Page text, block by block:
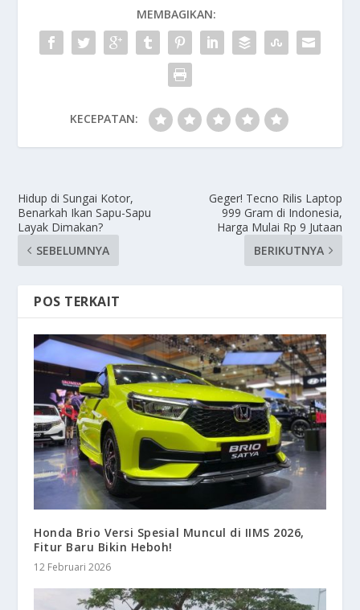
MEMBAGIKAN:
KECEPATAN:
Hidup di Sungai Kotor,
Benarkah Ikan Sapu-Sapu
Layak Dimakan?
SEBELUMNYA
Geger! Tecno Rilis Laptop
999 Gram di Indonesia,
Harga Mulai Rp 9 Jutaan
BERIKUTNYA
POS TERKAIT
Honda Brio Versi Spesial Muncul di IIMS 2026,
Fitur Baru Bikin Heboh!
12 Februari 2026